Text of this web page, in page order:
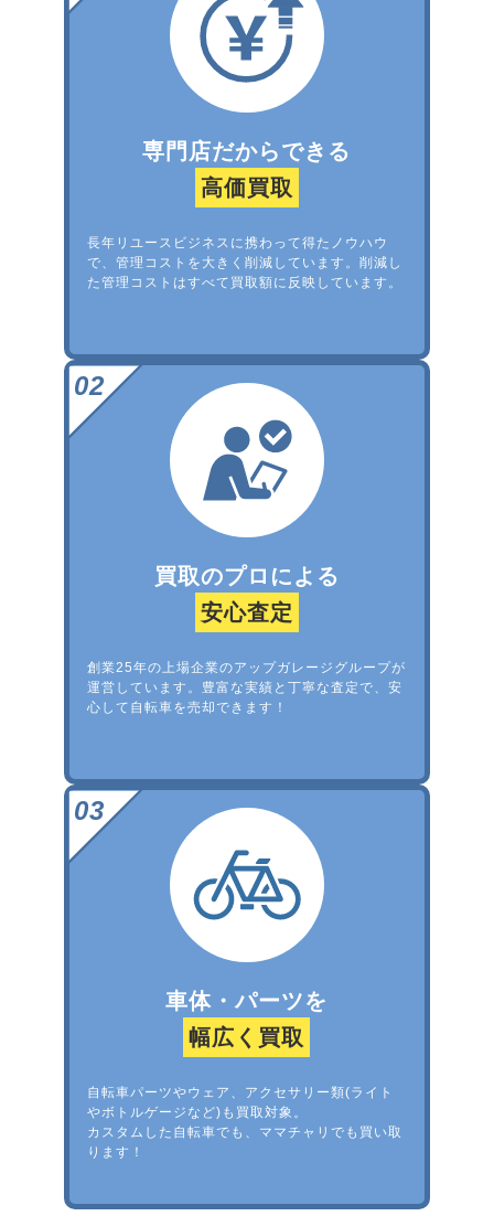
専門店だからできる
高価買取
長年リユースビジネスに携わって得たノウハウ
で、管理コストを大きく削減しています。削減し
た管理コストはすべて買取額に反映しています。
買取のプロによる
安心査定
創業25年の上場企業のアップガレージグループが
運営しています。豊富な実績と丁寧な査定で、安
心して自転車を売却できます！
車体・パーツを
幅広く買取
自転車パーツやウェア、アクセサリー類(ライト
やボトルゲージなど)も買取対象。
カスタムした自転車でも、ママチャリでも買い取
ります！